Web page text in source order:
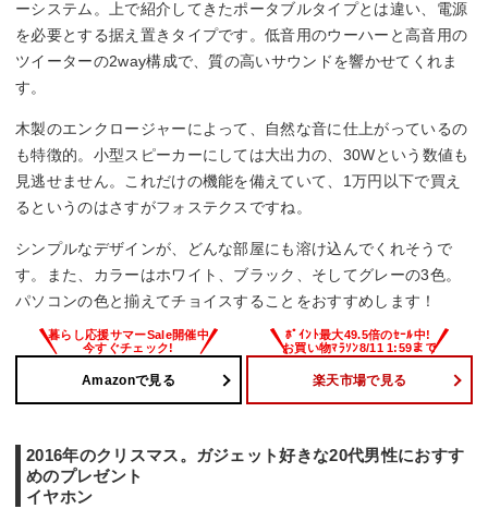
ーシステム。上で紹介してきたポータブルタイプとは違い、電源
を必要とする据え置きタイプです。低音用のウーハーと高音用の
ツイーターの2way構成で、質の高いサウンドを響かせてくれま
す。
木製のエンクロージャーによって、自然な音に仕上がっているの
も特徴的。小型スピーカーにしては大出力の、30Wという数値も
見逃せません。これだけの機能を備えていて、1万円以下で買え
るというのはさすがフォステクスですね。
シンプルなデザインが、どんな部屋にも溶け込んでくれそうで
す。また、カラーはホワイト、ブラック、そしてグレーの3色。
パソコンの色と揃えてチョイスすることをおすすめします！
Amazonで見る 楽天市場で見る
2016年のクリスマス。ガジェット好きな20代男性におすす
めのプレゼント
イヤホン